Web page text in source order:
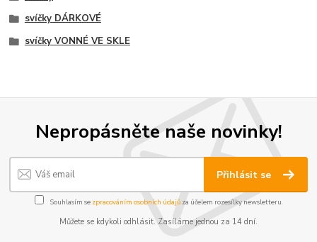
svíčky DÁRKOVÉ
svíčky VONNÉ VE SKLE
Nepropásněte naše novinky!
Přihlásit se
Souhlasím se zpracováním osobních údajůza účelem rozesílky newsletteru.
Můžete se kdykoli odhlásit. Zasíláme jednou za 14 dní.